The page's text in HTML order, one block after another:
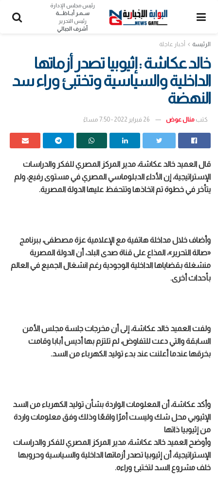
رئيس مجلس الإدارة
ســمـر أبــاظــــة
رئيس التحرير
أشرف الجبالي
الرئيسة أخبار عاجلة
خالد عكاشة : إثيوبيا تصدر أزماتها
الداخلية والسياسية وتختبئ وراء سد
النهضة
كتب منال عوض 26 فبراير 2022 - 7:50 مساءً
قال العميد خالد عكاشة، مدير المركز المصري للفكر والدراسات
الإستراتيجية، إن الأداء الدبلوماسي المصري في مستوى رفيع، ولم
يتأخر في خطوة تم اتخاذها وتتحفظ عليها الدولة المصرية.
وأضاف خلال مداخلة هاتفية مع الإعلامية عزة مصطفى، ببرنامج
«صالة التحرير»، المذاع على قناة صدى البلد، أن الدولة المصرية
منشغلة بقضاياها الداخلية الوجودية رغم انشغال الجميع في العالم
بأحداث أخرى.
ولفت العميد خالد عكاشة، إلى أن مخرجات جلسة مجلس الأمن
السابقة والتي دعت للتفاوض، لم تلتزم بها أديس أبابا وقامت
بخرقها عندما أعلنت عند بدء توليد الكهرباء من السد.
وأكد عكاشة، أن المعلومات الواردة بشأن توليد الكهرباء من السد
الإثيوبي محل شك وليست أمرًا واقعًا وذلك وفق معلومات واردة
من إثيوبيا ذاتها
وأوضح العميد خالد عكاشة، مدير المركز المصري للفكر والدراسات
الإستراتيجية، أن إثيوبيا تصدر أزماتها الداخلية والسياسية وحروبها
خلف مشروع السد لتختبئ وراءه.